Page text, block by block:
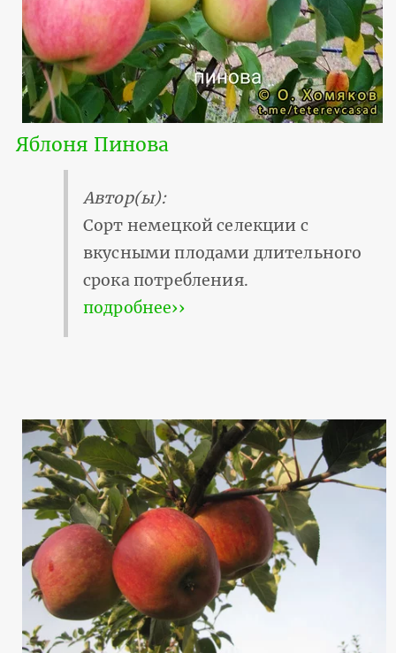
Яблоня Пинова
Автор(ы):
Сорт немецкой селекции с
вкусными плодами длительного
срока потребления.
подробнее››